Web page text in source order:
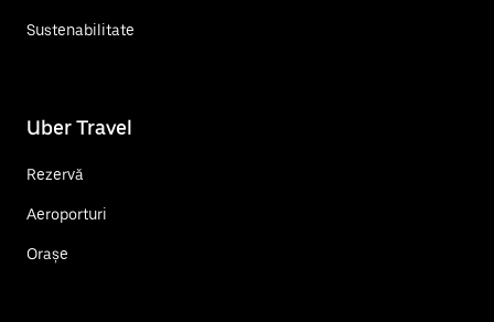
Sustenabilitate
Uber Travel
Rezervă
Aeroporturi
Orașe